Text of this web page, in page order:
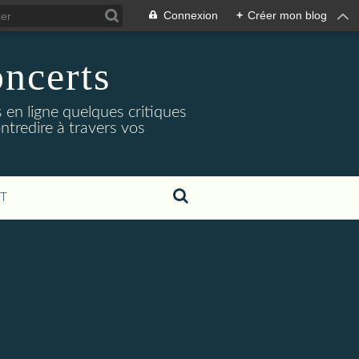
Connexion + Créer mon blog
ligne quelques critiques
à travers vos